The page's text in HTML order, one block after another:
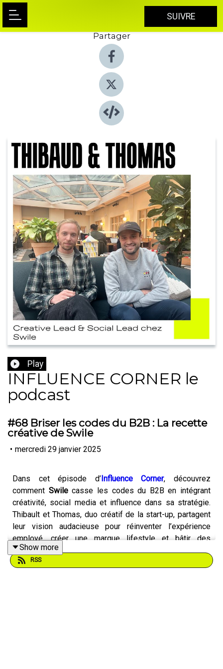
SUIVRE
Partager
Play
INFLUENCE CORNER le
podcast
#68 Briser les codes du B2B : La recette
créative de Swile
• mercredi 29 janvier 2025
Dans cet épisode d’Influence Corner, découvrez
comment Swilecasse les codes du B2B en intégrant
créativité, social media et influence dans sa stratégie.
Thibault et Thomas, duo créatif de la start-up, partagent
leur vision audacieuse pour réinventer l’expérience
employé, créer une marque lifestyle et bâtir des
campagnes qui séduisent autant les décideurs RH que le
grand public. De leurs activations phares comme le
Show more
RSS